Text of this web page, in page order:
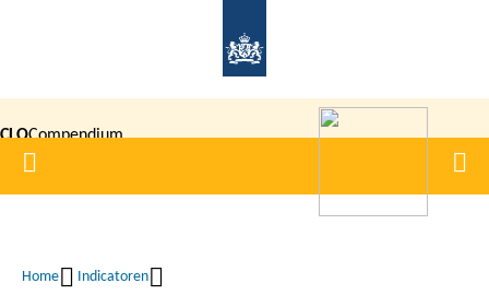
inhoud
gaan
CLOCompendium
voor de
Home
Home Indicatoren